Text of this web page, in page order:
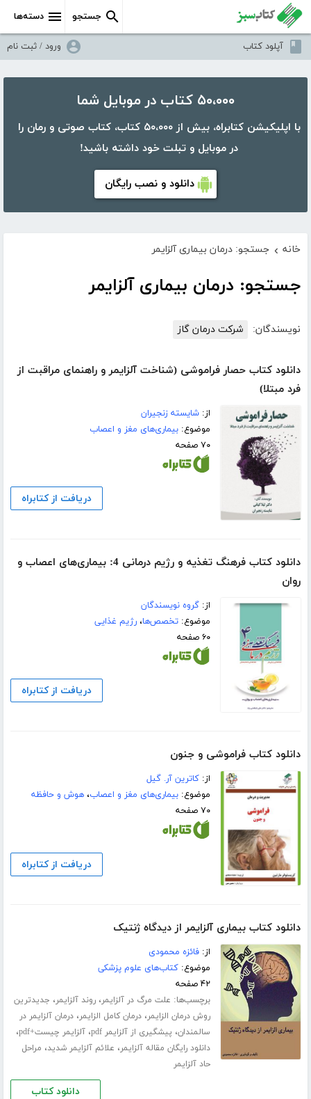
دسته‌ها جستجو
آپلود کتاب ورود / ثبت نام
۵۰،۰۰۰ کتاب در موبایل شما
با اپلیکیشن کتابراه، بیش از ۵۰،۰۰۰ کتاب، کتاب صوتی و رمان را
در موبایل و تبلت خود داشته باشید!
دانلود و نصب رایگان
خانه › جستجو: درمان بیماری آلزایمر
جستجو: درمان بیماری آلزایمر
نویسندگان: شرکت درمان گاز
دانلود کتاب حصار فراموشی (شناخت آلزایمر و راهنمای مراقبت از
فرد مبتلا)
از:شایسته زنجیران
موضوع:بیماری‌های مغز و اعصاب
۷۰ صفحه
دریافت از کتابراه
دانلود کتاب فرهنگ تغذیه و رژیم درمانی 4: بیماری‌های اعصاب و
روان
از:گروه نویسندگان
موضوع:تخصص‌ها،رژیم غذایی
۶۰ صفحه
دریافت از کتابراه
دانلود کتاب فراموشی و جنون
از:کاترین آر. گیل
موضوع:بیماری‌های مغز و اعصاب،هوش و حافظه
۷۰ صفحه
دریافت از کتابراه
دانلود کتاب بیماری آلزایمر از دیدگاه ژنتیک
از:فائزه محمودی
موضوع:کتاب‌های علوم پزشکی
۴۲ صفحه
برچسب‌ها: علت مرگ در آلزایمر،روند آلزایمر، جدیدترین
روش درمان الزایمر،درمان کامل الزایمر،درمان آلزایمر در
سالمندان، پیشگیری از آلزایمر pdf ،آلزایمر چیست+pdf ،
دانلود رایگان مقاله آلزایمر، علائم آلزایمر شدید، مراحل
حاد آلزایمر
دانلود کتاب